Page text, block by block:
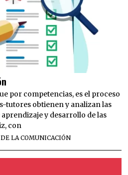
por competencias, es el proceso
tutores obtienen y analizan las
y desarrollo de las
con
LA COMUNICACIÓN